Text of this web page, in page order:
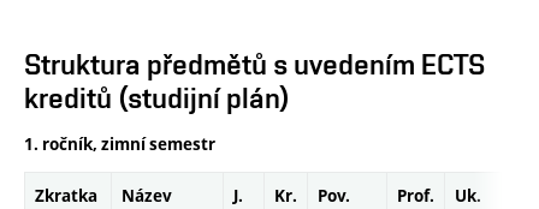
Struktura předmětů s uvedením ECTS
kreditů (studijní plán)
1. ročník, zimní semestr
Zkratka Název J. Kr. Pov. Prof. Uk.